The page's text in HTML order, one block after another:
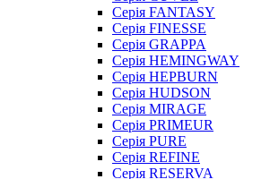
Серія FANTASY
Серія FINESSE
Серія GRAPPA
Серія HEMINGWAY
Серія HEPBURN
Серія HUDSON
Серія MIRAGE
Серія PRIMEUR
Серія PURE
Серія REFINE
Серія RESERVA